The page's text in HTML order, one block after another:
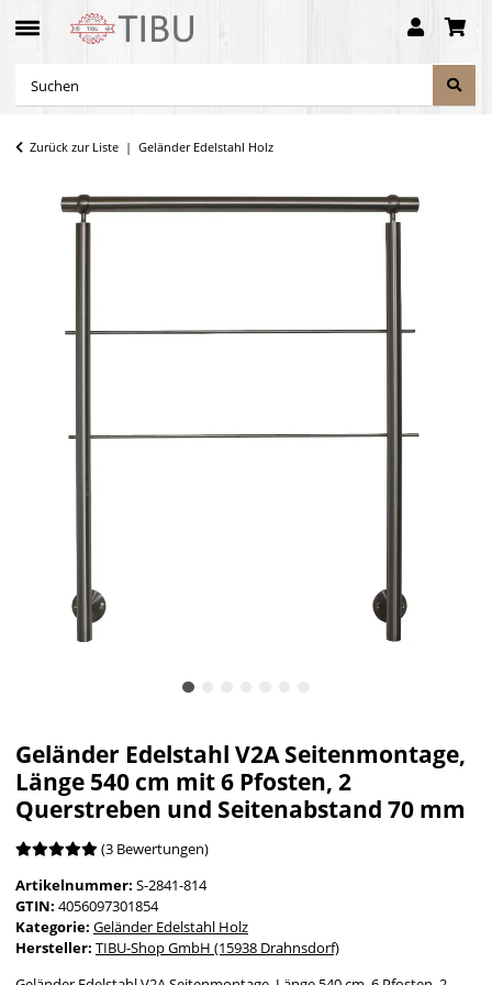
Zurück zur Liste Geländer Edelstahl Holz
Geländer Edelstahl V2A Seitenmontage,
Länge 540 cm mit 6 Pfosten, 2
Querstreben und Seitenabstand 70 mm
(3 Bewertungen)
Artikelnummer: S-2841-814
GTIN: 4056097301854
Kategorie: Geländer Edelstahl Holz
Hersteller: TIBU-Shop GmbH (15938 Drahnsdorf)